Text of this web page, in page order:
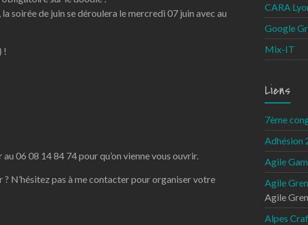
soirée de juin se déroulera le mercredi 07 juin avec au
!
06 08 14 84 74 pour qu’on vienne vous ouvrir.
N’hésitez pas à me contacter pour organiser votre
CARA
Google
Mix-IT
Liens
7ème
Adhésion
Agile
Agile
Agile
Alpes